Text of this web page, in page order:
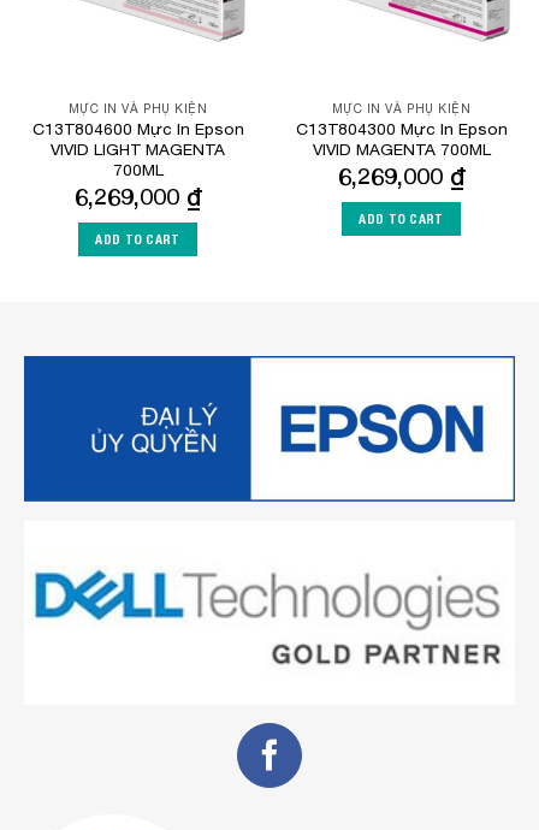
MỰC IN VÀ PHỤ KIỆN
C13T804600 Mực In Epson
VIVID LIGHT MAGENTA
700ML
6,269,000 ₫
ADD TO CART
MỰC IN VÀ PHỤ KIỆN
C13T804300 Mực In Epson
VIVID MAGENTA 700ML
6,269,000 ₫
ADD TO CART